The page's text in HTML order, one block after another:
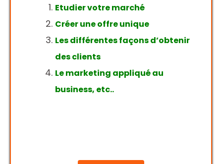
Etudier votre marché
Créer une offre unique
Les différentes façons d’obtenir
des clients
Le marketing appliqué au
business, etc..